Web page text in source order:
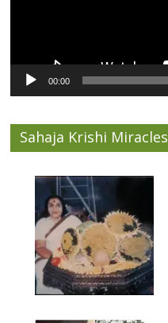
00:00
Sahaja Krishi Miracles